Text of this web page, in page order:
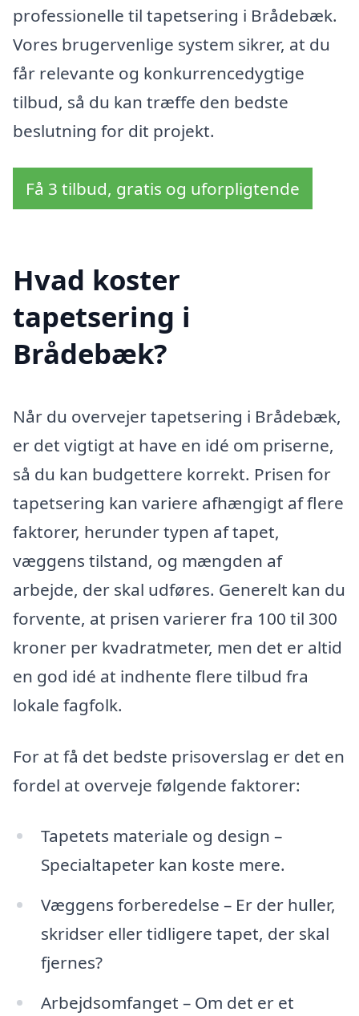
professionelle til tapetsering i Brådebæk.
Vores brugervenlige system sikrer, at du
får relevante og konkurrencedygtige
tilbud, så du kan træffe den bedste
beslutning for dit projekt.
Få 3 tilbud, gratis og uforpligtende
Hvad koster
tapetsering i
Brådebæk?
Når du overvejer tapetsering i Brådebæk,
er det vigtigt at have en idé om priserne,
så du kan budgettere korrekt. Prisen for
tapetsering kan variere afhængigt af flere
faktorer, herunder typen af tapet,
væggens tilstand, og mængden af
arbejde, der skal udføres. Generelt kan du
forvente, at prisen varierer fra 100 til 300
kroner per kvadratmeter, men det er altid
en god idé at indhente flere tilbud fra
lokale fagfolk.
For at få det bedste prisoverslag er det en
fordel at overveje følgende faktorer:
Tapetets materiale og design –
Specialtapeter kan koste mere.
Væggens forberedelse – Er der huller,
skridser eller tidligere tapet, der skal
fjernes?
Arbejdsomfanget – Om det er et